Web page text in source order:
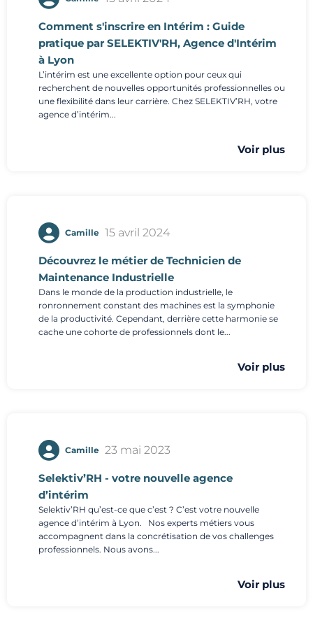
Comment s'inscrire en Intérim : Guide
pratique par SELEKTIV'RH, Agence d'Intérim
à Lyon
L’intérim est une excellente option pour ceux qui
recherchent de nouvelles opportunités professionnelles ou
une flexibilité dans leur carrière. Chez SELEKTIV’RH, votre
agence d’intérim...
Voir plus
Découvrez le métier de Technicien de
Maintenance Industrielle
15 avril 2024
Camille
Dans le monde de la production industrielle, le
ronronnement constant des machines est la symphonie
de la productivité. Cependant, derrière cette harmonie se
cache une cohorte de professionnels dont le...
Voir plus
Selektiv’RH - votre nouvelle agence
d’intérim
23 mai 2023
Camille
Selektiv’RH qu’est-ce que c’est ? C’est votre nouvelle
agence d’intérim à Lyon. Nos experts métiers vous
accompagnent dans la concrétisation de vos challenges
professionnels. Nous avons...
Voir plus